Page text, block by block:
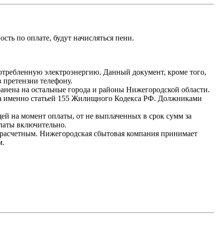
по оплате, будут начисляться пени.
электроэнергию. Данный документ, кроме того,
телефону.
на остальные города и районы Нижегородской области.
именно статьей 155 Жилищного Кодекса РФ. Должниками
на момент оплаты, от не выплаченных в срок сумм за
включительно.
Нижегородская сбытовая компания принимает